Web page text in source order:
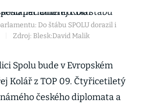
Do štábu SPOLU dorazil i
Zdroj: Blesk:David Malik
Spolu bude v Evropském
Kolář z TOP 09. Čtyřicetiletý
českého diplomata a